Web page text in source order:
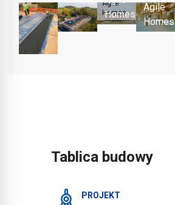
Agile
Homes
Homes
Agile
Homes
Tablica budowy
PROJEKT